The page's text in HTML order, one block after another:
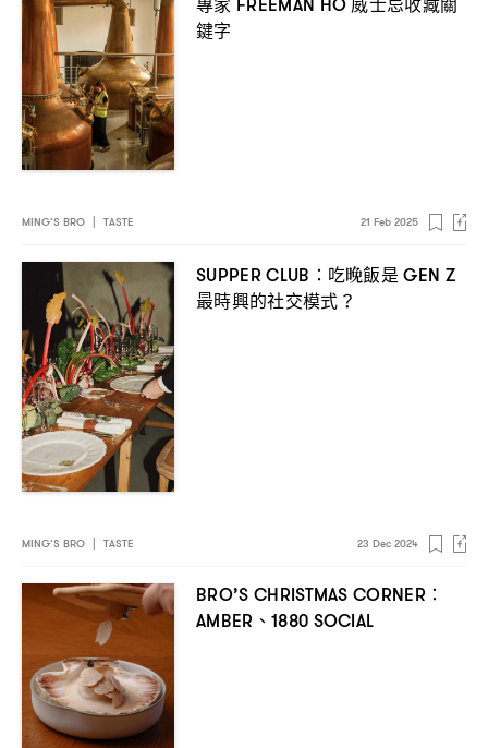
鍵字
MING’S BRO TASTE 21 Feb 2025
SUPPER CLUB： 吃晚飯是 GEN Z
最時興的社交模式 ？
MING’S BRO TASTE 23 Dec 2024
BRO’S CHRISTMAS CORNER：
AMBER 、 1880 SOCIAL